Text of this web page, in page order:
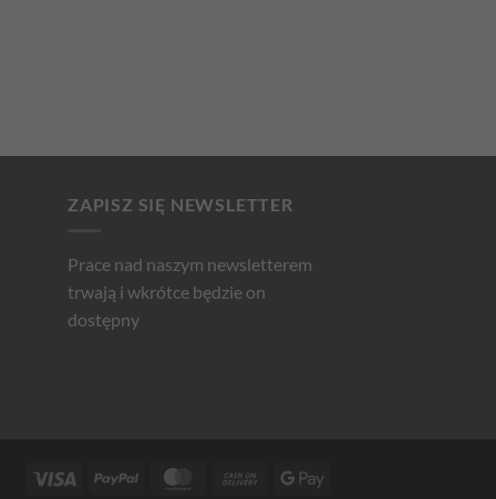
ZAPISZ SIĘ NEWSLETTER
Prace nad naszym newsletterem
trwają i wkrótce będzie on
dostępny
Visa PayPal MasterCardCash
Google